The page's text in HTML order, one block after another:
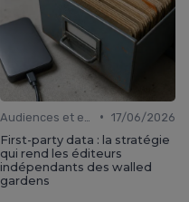
• 17/06/2026
First-party data : la stratégie
qui rend les éditeurs
indépendants des walled
gardens